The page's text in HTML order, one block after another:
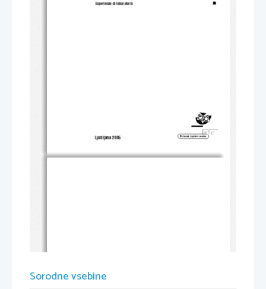
Esperienze di laboratorio
Ljubljana 2005
Sorodne vsebine